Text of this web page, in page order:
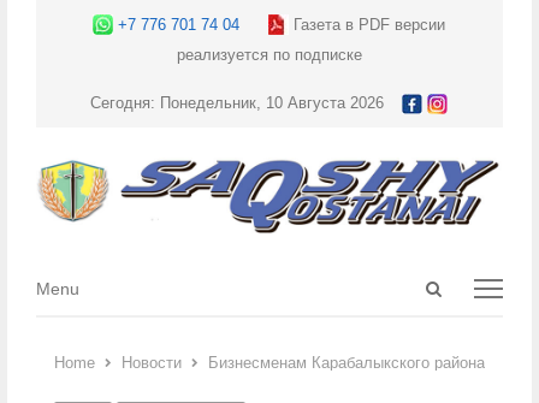
+7 776 701 74 04
Газета в PDF версии
реализуется по подписке
Сегодня: Понедельник, 10 Августа 2026
Open
Menu
Menu
Home Новости Бизнесменам Карабалыкского района